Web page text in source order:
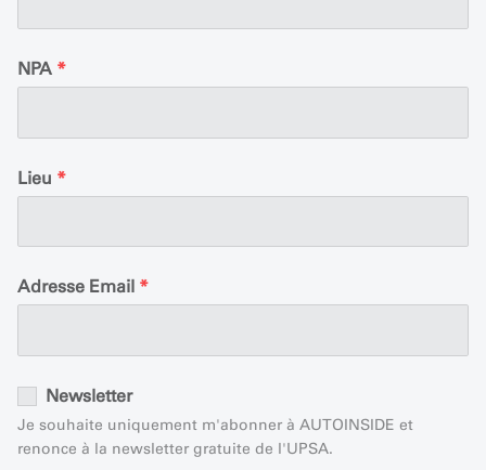
NPA *
Lieu *
Adresse Email *
Newsletter
Je souhaite uniquement m'abonner à AUTOINSIDE et
renonce à la newsletter gratuite de l'UPSA.